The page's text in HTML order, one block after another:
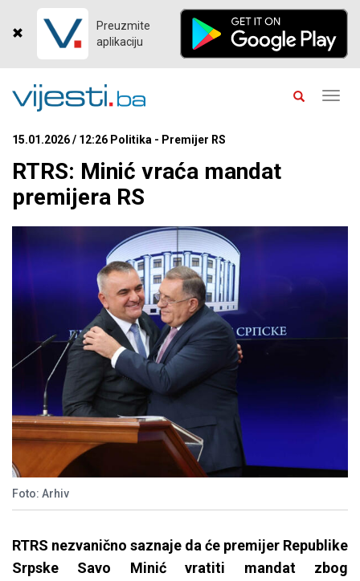
Preuzmite
aplikaciju
15.01.2026 / 12:26 Politika - Premijer RS
RTRS: Minić vraća mandat
premijera RS
Foto: Arhiv
RTRS nezvanično saznaje da će premijer Republike
Srpske Savo Minić vratiti mandat zbog